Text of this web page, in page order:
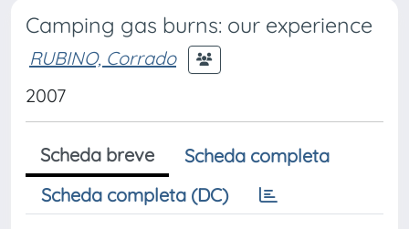
Camping gas burns: our experience
RUBINO, Corrado
2007
Scheda breve
Scheda completa
Scheda completa (DC)